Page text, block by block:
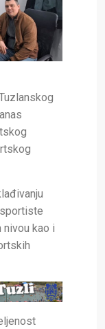
nivou kao i